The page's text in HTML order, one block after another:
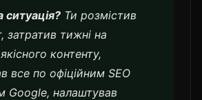
Ти розмістив
затратив тижні на
контенту,
все по офіційним SEO
Google, налаштував